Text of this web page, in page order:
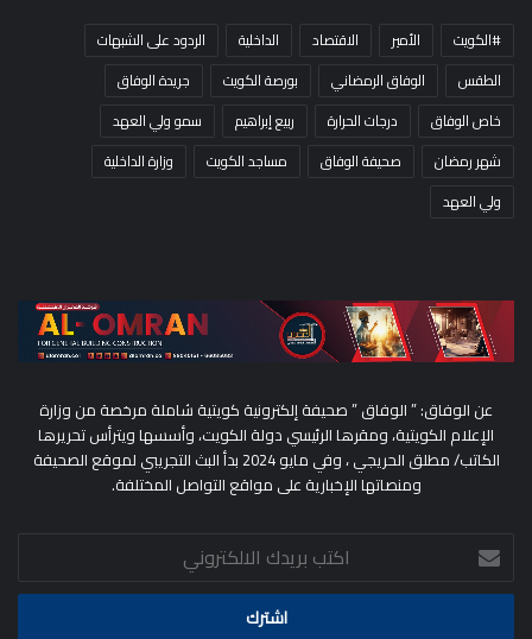
#الكويت الأمير الاقتصاد الداخلية
الردود على الشبهات
الطقس
الوفاق الرمضاني بورصة الكويت
جريدة الوفاق
خاص الوفاق
درجات الحرارة ربيع إبراهيم
سمو ولي العهد
شهر رمضان
صحيفة الوفاق مساجد الكويت
وزارة الداخلية
ولي العهد
عن الوفاق: ” الوفاق ” صحيفة إلكترونية كويتية شاملة مرخصة من وزارة
الإعلام الكويتية، ومقرها الرئيسي دولة الكويت، وأسسها ويترأس تحريرها
الكاتب/ مطلق الحريجي ، وفي مايو 2024 بدأ البث التجريبي لموقع الصحيفة
ومنصاتها الإخبارية على مواقع التواصل المختلفة.
اكتب
بريدك
الالكتروني